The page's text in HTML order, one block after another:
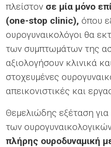
πλείστον σε μία μόνο
(one-stop clinic), όπου
ουρογυναικολόγοι θα
των συμπτωμάτων της
αξιολογήσουν κλινικά
στοχευμένες
απεικονιστικές και
Θεμελιώδης εξέταση
των
πλήρης ουροδυναμική